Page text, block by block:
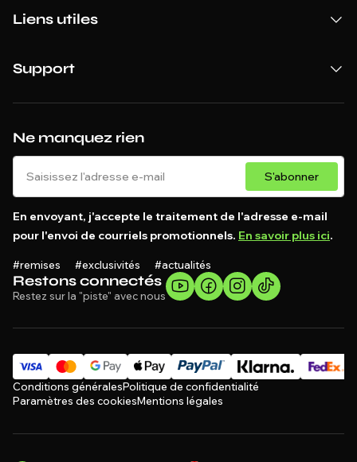
Restons connectés
Restez sur la "piste" avec nous
Ne manquez rien
S'abonner
En envoyant, j'accepte le traitement de l'adresse e-mail
pour l'envoi de courriels promotionnels. En savoir plus ici.
#remises #exclusivités #actualités
Liens utiles
Support
Conditions généralesPolitique de confidentialité
Paramètres des cookiesMentions légales